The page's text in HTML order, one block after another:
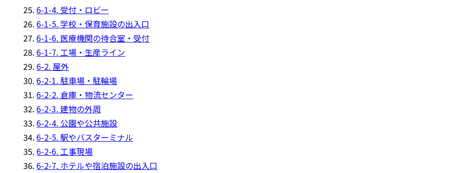
6-1-4. 受付・ロビー
6-1-5. 学校・保育施設の出入口
6-1-6. 医療機関の待合室・受付
6-1-7. 工場・生産ライン
6-2. 屋外
6-2-1. 駐車場・駐輪場
6-2-2. 倉庫・物流センター
6-2-3. 建物の外周
6-2-4. 公園や公共施設
6-2-5. 駅やバスターミナル
6-2-6. 工事現場
6-2-7. ホテルや宿泊施設の出入口